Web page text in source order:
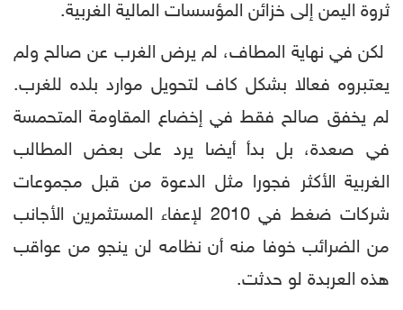
ثروة اليمن إلى خزائن المؤسسات المالية الغربية.
لكن في نهاية المطاف، لم يرض الغرب عن صالح ولم
يعتبروه فعالا بشكل كاف لتحويل موارد بلده للغرب.
لم يخفق صالح فقط في إخضاع المقاومة المتحمسة
في صعدة، بل بدأ أيضا يرد على بعض المطالب
الغربية الأكثر فجورا مثل الدعوة من قبل مجموعات
شركات ضغط في 2010 لإعفاء المستثمرين الأجانب
من الضرائب خوفا منه أن نظامه لن ينجو من عواقب
هذه العربدة لو حدثت.